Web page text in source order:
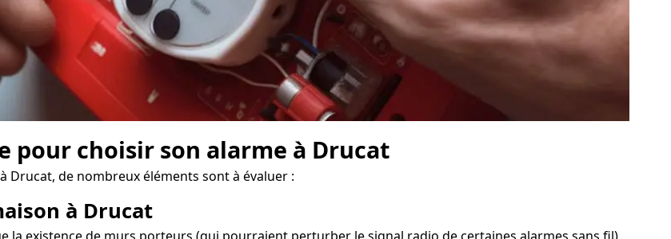
pour choisir son alarme à Drucat
Drucat, de nombreux éléments sont à évaluer :
à Drucat